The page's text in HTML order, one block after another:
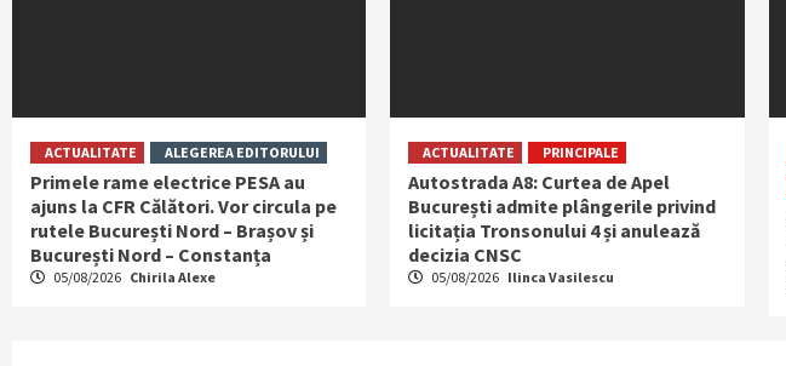
ACTUALITATE ALEGEREA EDITORULUI
Primele rame electrice PESA au
ajuns la CFR Călători. Vor circula pe
rutele București Nord – Brașov și
București Nord – Constanța
05/08/2026 Chirila Alexe
ACTUALITATE PRINCIPALE
Autostrada A8: Curtea de Apel
București admite plângerile privind
licitația Tronsonului 4 și anulează
decizia CNSC
05/08/2026 Ilinca Vasilescu